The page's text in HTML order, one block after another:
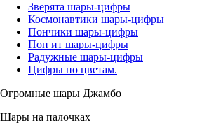
Зверята шары-цифры
Космонавтики шары-цифры
Пончики шары-цифры
Поп ит шары-цифры
Радужные шары-цифры
Цифры по цветам.
Огромные шары Джамбо
Шары на палочках